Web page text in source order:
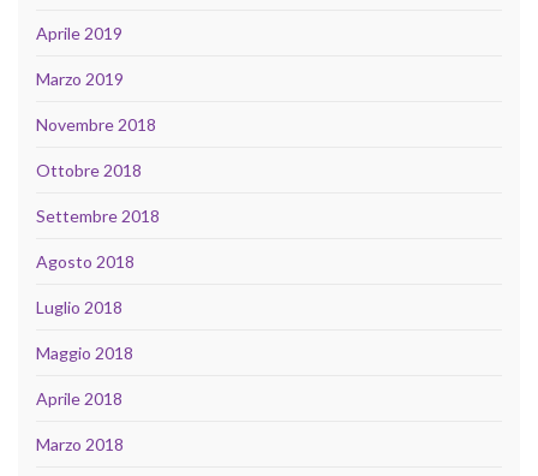
Aprile 2019
Marzo 2019
Novembre 2018
Ottobre 2018
Settembre 2018
Agosto 2018
Luglio 2018
Maggio 2018
Aprile 2018
Marzo 2018